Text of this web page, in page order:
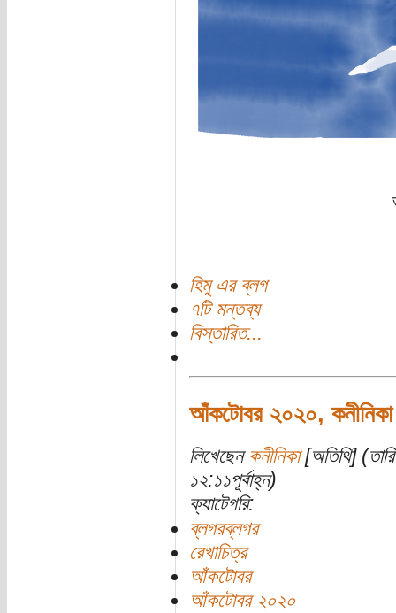
হিমু এর ব্লগ
৭টি মন্তব্য
বিস্তারিত...
আঁকটোবর ২০২০, কনীনিকা
লিখেছেন কনীনিকা[অতিথি]
১২:১১পূর্বাহ্ন)
ক্যাটেগরি:
ব্লগরব্লগর
রেখাচিত্র
আঁকটোবর
আঁকটোবর ২০২০